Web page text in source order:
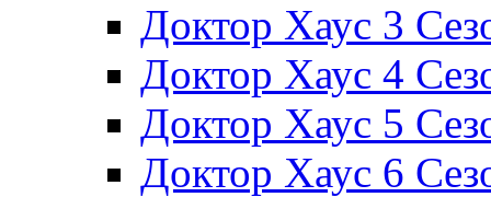
Доктор Хаус 3
Доктор Хаус 4
Доктор Хаус 5
Доктор Хаус 6